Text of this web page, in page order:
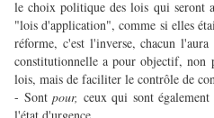
le choix politique des lois qui seront
"lois d'application", comme si elles
réforme, c'est l'inverse, chacun
constitutionnelle a pour objectif,
lois, mais de faciliter le contrôle de
- Sontpour, ceux qui sont